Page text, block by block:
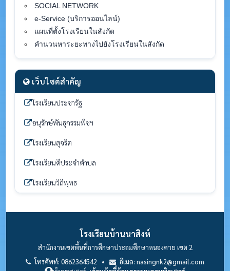
SOCIAL NETWORK
e-Service (บริการออนไลน์)
แผนที่ตั้งโรงเรียนในสังกัด
คำนวนหาระยะทางไปยังโรงเรียนในสังกัด
เว็บไซต์สำคัญ
โรงเรียนประชารัฐ
อนุรักษ์พันธุกรรมพืชฯ
โรงเรียนสุจริต
โรงเรียนดีประจำตำบล
โรงเรียนวิถีพุทธ
โรงเรียนบ้านนาสิงห์
สำนักงานเขตพื้นที่การศึกษาประถมศึกษาหนองคาย เขต 2
โทรศัพท์: 0862364542 •
อีเมล: nasingnk2@gmail.com